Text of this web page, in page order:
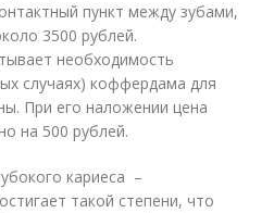
пункт между зубами,
3500 рублей.
необходимость
случаях) коффердама для
При его наложении цена
на 500 рублей.
кариеса –
такой степени, что